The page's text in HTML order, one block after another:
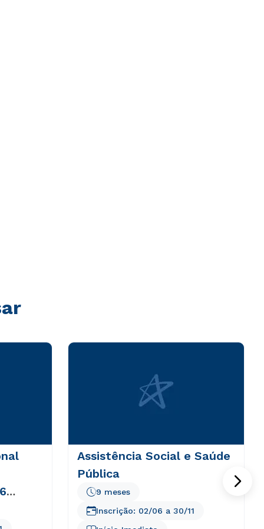
Assistência Social e Saúde
Pública
9 meses
Inscrição: 02/06 a 30/11